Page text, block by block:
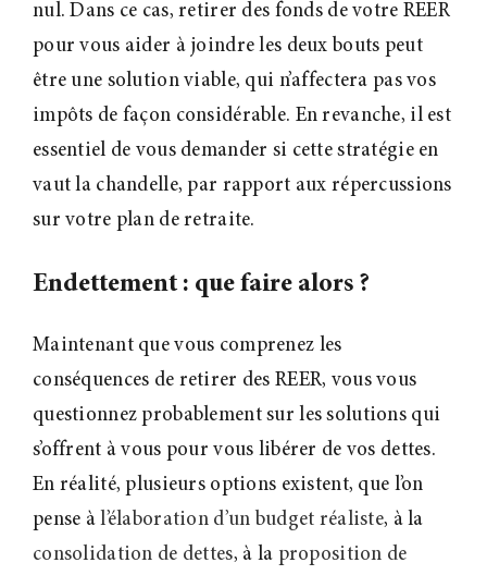
nul. Dans ce cas, retirer des fonds de votre REER
pour vous aider à joindre les deux bouts peut
être une solution viable, qui n’affectera pas vos
impôts de façon considérable. En revanche, il est
essentiel de vous demander si cette stratégie en
vaut la chandelle, par rapport aux répercussions
sur votre plan de retraite.
Endettement : que faire alors ?
Maintenant que vous comprenez les
conséquences de retirer des REER, vous vous
questionnez probablement sur les solutions qui
s’offrent à vous pour vous libérer de vos dettes.
En réalité, plusieurs options existent, que l’on
pense àl’élaboration d’un budget réaliste, à la
consolidation de dettes, à la proposition de